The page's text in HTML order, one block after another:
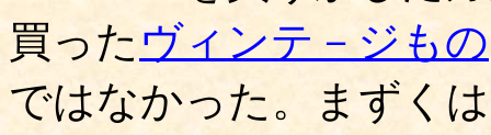
買ったヴィンテ－ジもの
ではなかった。まずく